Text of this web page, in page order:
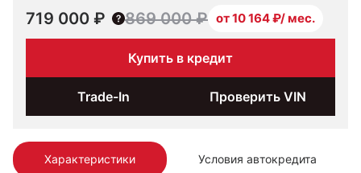
Характеристики Условия автокредита
719 000 ₽ 869 000 ₽ от 10 164 ₽/ мес.
Купить в кредит
Trade-In Проверить VIN